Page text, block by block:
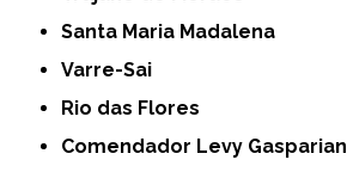
Santa Maria Madalena
Varre-Sai
Rio das Flores
Comendador Levy Gasparian